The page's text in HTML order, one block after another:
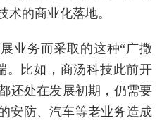
的商业化落地。
业务而采取的这种“广撒
。比如，商汤科技此前开
还处在发展初期，仍需要
安防、汽车等老业务造成